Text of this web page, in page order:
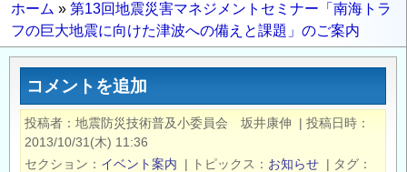
移
動
パ
ン
く
ホーム
第13回地震災害マネジメントセミナー「南海トラ
フの巨大地震に向けた津波への備えと課題」のご案内
コメントを追加
投稿者 地震防災技術普及小委員会 坂井康伸 | 投稿日時
2013/10/31(木) 11:36
セクション
イベント案内 | トピックス お知らせ | タグ